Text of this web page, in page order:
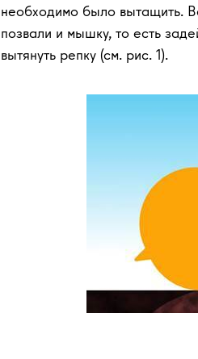
необходимо было вытащить.
позвали и мышку, то есть
вытянуть репку (см. рис. 1).